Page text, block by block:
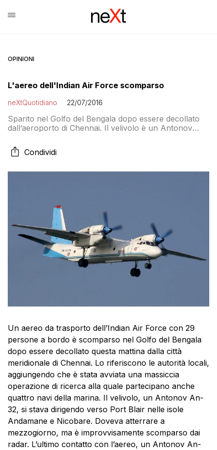
OPINIONI
L'aereo dell'Indian Air Force scomparso
neXtQuotidiano 22/07/2016
Sparito nel Golfo del Bengala dopo essere decollato
dall’aeroporto di Chennai. Il velivolo è un Antonov
Condividi
Un aereo da trasporto dell’Indian Air Force con 29
persone a bordo è scomparso nel Golfo del Bengala
dopo essere decollato questa mattina dalla città
meridionale di Chennai. Lo riferiscono le autorità locali,
aggiungendo che è stata avviata una massiccia
operazione di ricerca alla quale partecipano anche
quattro navi della marina. Il velivolo, un Antonov An-
32, si stava dirigendo verso Port Blair nelle isole
Andamane e Nicobare. Doveva atterrare a
mezzogiorno, ma è improvvisamente scomparso dai
radar. L’ultimo contatto con l’aereo, un Antonov An-